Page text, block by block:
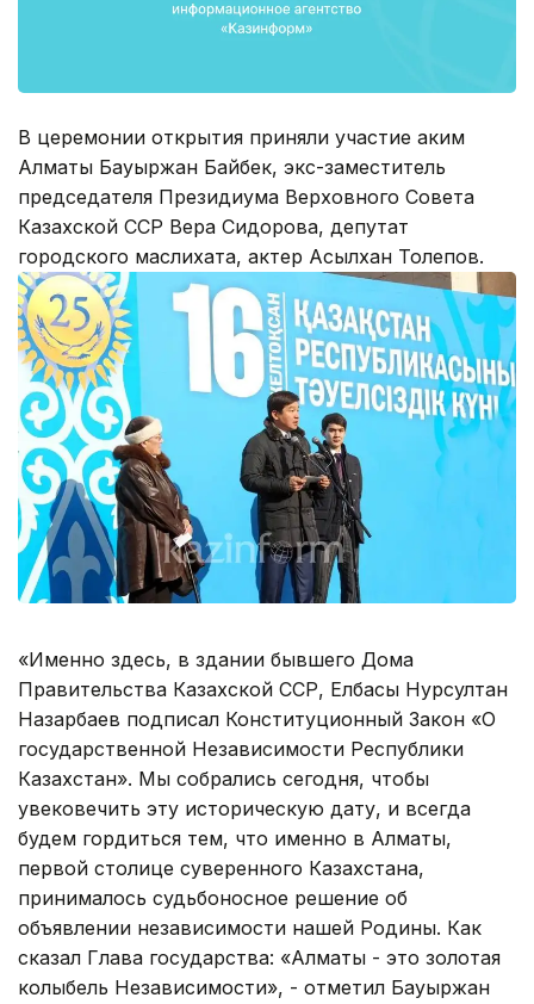
В церемонии открытия приняли участие аким
Алматы Бауыржан Байбек, экс-заместитель
председателя Президиума Верховного Совета
Казахской ССР Вера Сидорова, депутат
городского маслихата, актер Асылхан Толепов.
«Именно здесь, в здании бывшего Дома
Правительства Казахской ССР, Елбасы Нурсултан
Назарбаев подписал Конституционный Закон «О
государственной Независимости Республики
Казахстан». Мы собрались сегодня, чтобы
увековечить эту историческую дату, и всегда
будем гордиться тем, что именно в Алматы,
первой столице суверенного Казахстана,
принималось судьбоносное решение об
объявлении независимости нашей Родины. Как
сказал Глава государства: «Алматы - это золотая
колыбель Независимости», - отметил Бауыржан